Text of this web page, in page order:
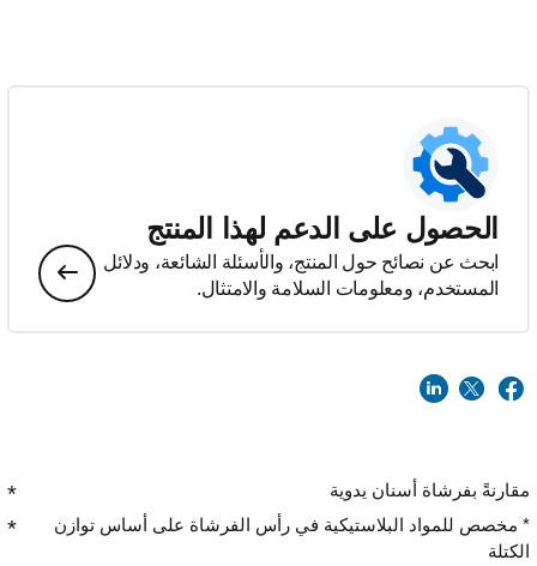
الحصول على الدعم لهذا المنتج
ابحث عن نصائح حول المنتج، والأسئلة الشائعة، ودلائل
المستخدم، ومعلومات السلامة والامتثال.
مقارنةً بفرشاة أسنان يدوية
* مخصص للمواد البلاستيكية في رأس الفرشاة على أساس توازن
الكتلة